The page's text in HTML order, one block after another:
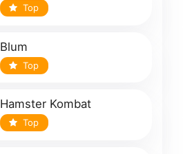
Top
Blum
Top
Hamster Kombat
Top